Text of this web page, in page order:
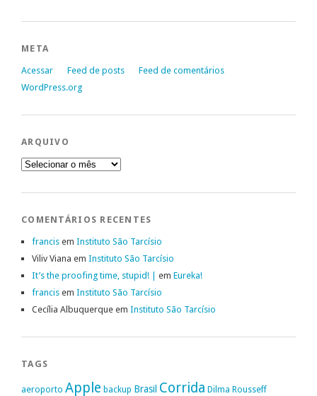
META
Acessar Feed de posts
Feed de comentários
WordPress.org
ARQUIVO
Arquivo
COMENTÁRIOS RECENTES
francis em Instituto São Tarcísio
Viliv Viana em Instituto São Tarcísio
It’s the proofing time, stupid! | em Eureka!
francis em Instituto São Tarcísio
Cecília Albuquerque em Instituto São Tarcísio
TAGS
aeroporto Apple backup Brasil Corrida Dilma Rousseff